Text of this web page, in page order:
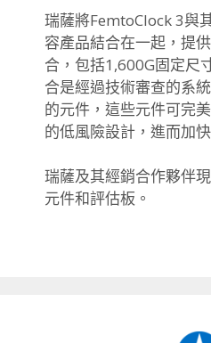
瑞薩將FemtoClock 3與
容產品結合在一起，提
合，包括1,600G固定尺
合是經過技術審查的系
的元件，這些元件可完
的低風險設計，進而加
瑞薩及其經銷合作夥伴
元件和評估板。